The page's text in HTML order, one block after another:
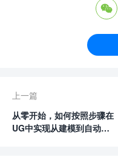

上一篇
从零开始，如何按照步骤在
UG中实现从建模到自动编